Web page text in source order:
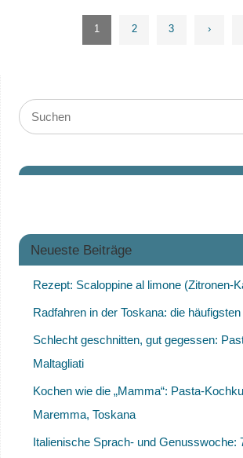
1 2 3 ›
Neueste Beiträge
Rezept: Scaloppine al limone (Zitronen-
Radfahren in der Toskana: die
Schlecht geschnitten, gut gegessen:
Maltagliati
Kochen wie die „Mamma“: Pasta-
Maremma, Toskana
Italienische Sprach- und Genusswoche: